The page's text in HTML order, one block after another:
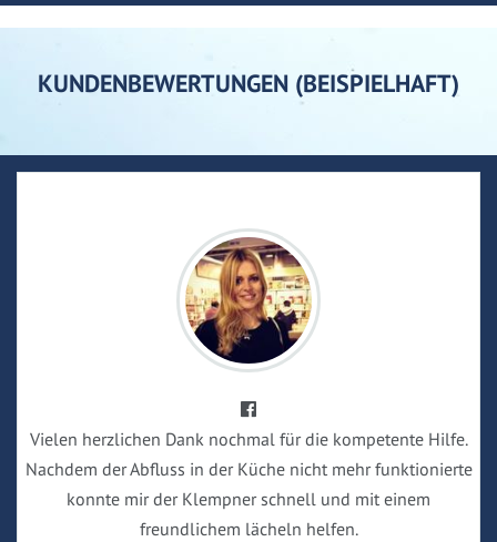
KUNDENBEWERTUNGEN (BEISPIELHAFT)
Vielen herzlichen Dank nochmal für die kompetente Hilfe.
Nachdem der Abfluss in der Küche nicht mehr funktionierte
konnte mir der Klempner schnell und mit einem
freundlichem lächeln helfen.